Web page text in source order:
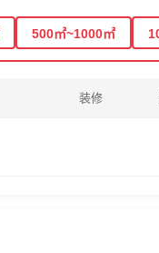
500㎡~1000㎡
装修